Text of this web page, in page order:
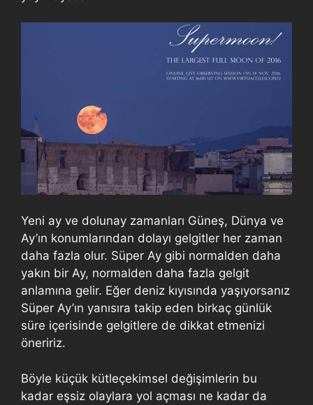
Yeni ay ve dolunay zamanları Güneş, Dünya ve
Ay’ın konumlarından dolayı gelgitler her zaman
daha fazla olur. Süper Ay gibi normalden daha
yakın bir Ay, normalden daha fazla gelgit
anlamına gelir. Eğer deniz kıyısında yaşıyorsanız
Süper Ay’ın yanısıra takip eden birkaç günlük
süre içerisinde gelgitlere de dikkat etmenizi
öneririz.
Böyle küçük kütleçekimsel değişimlerin bu
kadar eşsiz olaylara yol açması ne kadar da